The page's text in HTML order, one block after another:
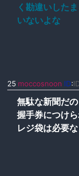
く勘違いした
いないよな
25 moccosnoon ID:
無駄な新聞だの
握手券につけ
レジ袋は必要